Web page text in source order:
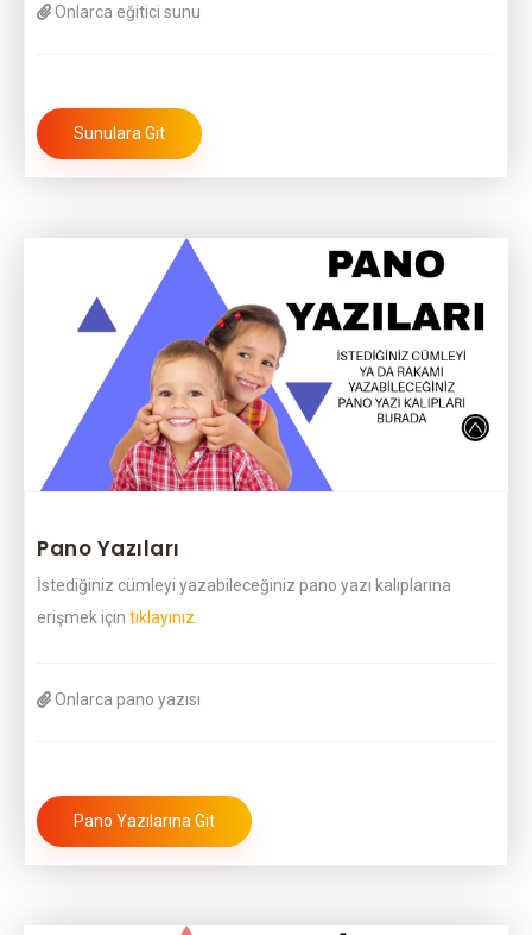
Onlarca eğitici sunu
Sunulara Git
Pano Yazıları
İstediğiniz cümleyi yazabileceğiniz pano yazı kalıplarına
erişmek için tıklayınız.
Onlarca pano yazısı
Pano Yazılarına Git